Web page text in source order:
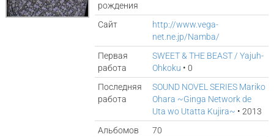
рождения
Сайт
http://www.vega-
net.ne.jp/Namba/
Первая
работа
SWEET & THE BEAST / Yajuh-
Ohkoku • 0
Последняя
работа
SOUND NOVEL SERIES Mariko
Ohara ~Ginga Network de
Uta wo Utatta Kujira~ • 2013
Альбомов
70